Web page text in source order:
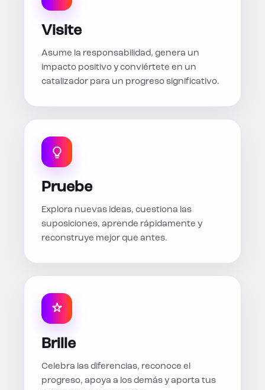
Visite
Asume la responsabilidad, genera un
impacto positivo y conviértete en un
catalizador para un progreso significativo.
Pruebe
Explora nuevas ideas, cuestiona las
suposiciones, aprende rápidamente y
reconstruye mejor que antes.
Brille
Celebra las diferencias, reconoce el
progreso, apoya a los demás y aporta tus